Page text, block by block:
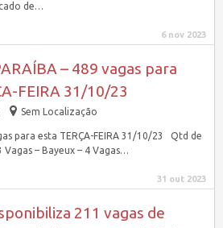
de…
6 nov 2023
– 489 vagas para
FEIRA 31/10/23
Sem Localização
para esta TERÇA-FEIRA 31/10/23 Qtd de
Vagas – Bayeux – 4 Vagas…
31 out 2023
211 vagas de